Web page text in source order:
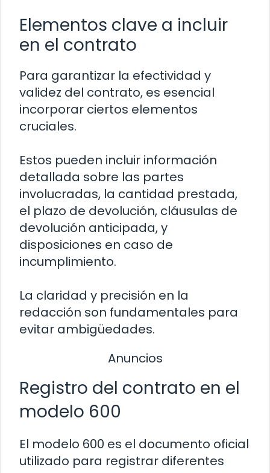
Elementos clave a incluir
en el contrato
Para garantizar la efectividad y
validez del contrato, es esencial
incorporar ciertos elementos
cruciales.
Estos pueden incluir información
detallada sobre las partes
involucradas, la cantidad prestada,
el plazo de devolución, cláusulas de
devolución anticipada, y
disposiciones en caso de
incumplimiento.
La claridad y precisión en la
redacción son fundamentales para
evitar ambigüedades.
Anuncios
Registro del contrato en el
modelo 600
El modelo 600 es el documento oficial
utilizado para registrar diferentes